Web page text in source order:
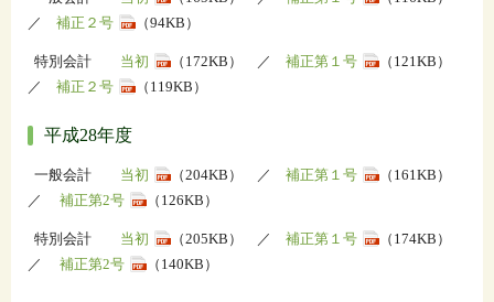
／ 補正２号 （94KB）
特別会計 当初 （172KB） ／ 補正第１号
（121KB）
／ 補正２号 （119KB）
平成28年度
一般会計 当初 （204KB） ／ 補正第１号
（161KB）
／ 補正第2号 （126KB）
特別会計 当初 （205KB） ／ 補正第１号
（174KB）
／ 補正第2号 （140KB）